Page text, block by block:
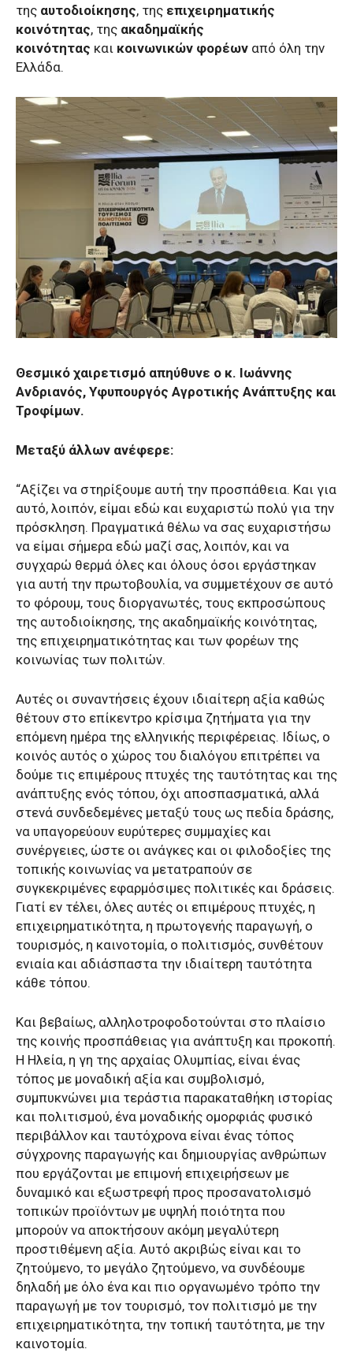
της αυτοδιοίκησης, της επιχειρηματικής
κοινότητας, της ακαδημαϊκής
κοινότητας και κοινωνικών φορέων από όλη την
Ελλάδα.
Θεσμικό χαιρετισμό απηύθυνε ο κ. Ιωάννης
Ανδριανός, Υφυπουργός Αγροτικής Ανάπτυξης και
Τροφίμων.
Μεταξύ άλλων ανέφερε:
“Αξίζει να στηρίξουμε αυτή την προσπάθεια. Και για
αυτό, λοιπόν, είμαι εδώ και ευχαριστώ πολύ για την
πρόσκληση. Πραγματικά θέλω να σας ευχαριστήσω
να είμαι σήμερα εδώ μαζί σας, λοιπόν, και να
συγχαρώ θερμά όλες και όλους όσοι εργάστηκαν
για αυτή την πρωτοβουλία, να συμμετέχουν σε αυτό
το φόρουμ, τους διοργανωτές, τους εκπροσώπους
της αυτοδιοίκησης, της ακαδημαϊκής κοινότητας,
της επιχειρηματικότητας και των φορέων της
κοινωνίας των πολιτών.
Αυτές οι συναντήσεις έχουν ιδιαίτερη αξία καθώς
θέτουν στο επίκεντρο κρίσιμα ζητήματα για την
επόμενη ημέρα της ελληνικής περιφέρειας. Ιδίως, ο
κοινός αυτός ο χώρος του διαλόγου επιτρέπει να
δούμε τις επιμέρους πτυχές της ταυτότητας και της
ανάπτυξης ενός τόπου, όχι αποσπασματικά, αλλά
στενά συνδεδεμένες μεταξύ τους ως πεδία δράσης,
να υπαγορεύουν ευρύτερες συμμαχίες και
συνέργειες, ώστε οι ανάγκες και οι φιλοδοξίες της
τοπικής κοινωνίας να μετατραπούν σε
συγκεκριμένες εφαρμόσιμες πολιτικές και δράσεις.
Γιατί εν τέλει, όλες αυτές οι επιμέρους πτυχές, η
επιχειρηματικότητα, η πρωτογενής παραγωγή, ο
τουρισμός, η καινοτομία, ο πολιτισμός, συνθέτουν
ενιαία και αδιάσπαστα την ιδιαίτερη ταυτότητα
κάθε τόπου.
Και βεβαίως, αλληλοτροφοδοτούνται στο πλαίσιο
της κοινής προσπάθειας για ανάπτυξη και προκοπή.
Η Ηλεία, η γη της αρχαίας Ολυμπίας, είναι ένας
τόπος με μοναδική αξία και συμβολισμό,
συμπυκνώνει μια τεράστια παρακαταθήκη ιστορίας
και πολιτισμού, ένα μοναδικής ομορφιάς φυσικό
περιβάλλον και ταυτόχρονα είναι ένας τόπος
σύγχρονης παραγωγής και δημιουργίας ανθρώπων
που εργάζονται με επιμονή επιχειρήσεων με
δυναμικό και εξωστρεφή προς προσανατολισμό
τοπικών προϊόντων με υψηλή ποιότητα που
μπορούν να αποκτήσουν ακόμη μεγαλύτερη
προστιθέμενη αξία. Αυτό ακριβώς είναι και το
ζητούμενο, το μεγάλο ζητούμενο, να συνδέουμε
δηλαδή με όλο ένα και πιο οργανωμένο τρόπο την
παραγωγή με τον τουρισμό, τον πολιτισμό με την
επιχειρηματικότητα, την τοπική ταυτότητα, με την
καινοτομία.